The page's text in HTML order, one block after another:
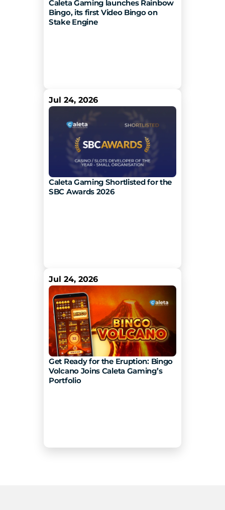
Caleta Gaming launches Rainbow
Bingo, its first Video Bingo on
Stake Engine
Jul 24, 2026
Caleta Gaming Shortlisted for the
SBC Awards 2026
Jul 24, 2026
Get Ready for the Eruption: Bingo
Volcano Joins Caleta Gaming’s
Portfolio